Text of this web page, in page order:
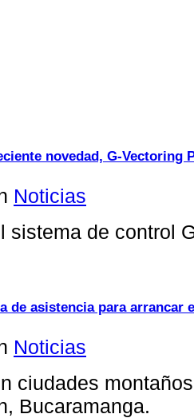
novedad, G-Vectoring
Noticias
sistema de control
de asistencia para arrancar
Noticias
ciudades
Bucaramanga.